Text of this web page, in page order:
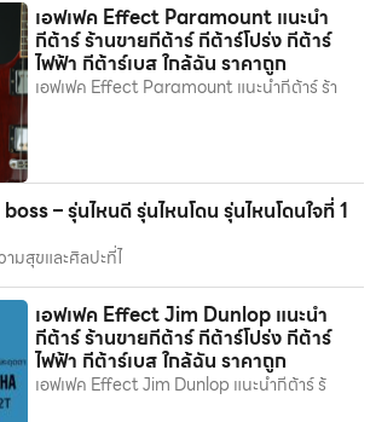
เอฟเฟค Effect Paramount แนะนำ
กีต้าร์ ร้านขายกีต้าร์ กีต้าร์โปร่ง กีต้าร์
ไฟฟ้า กีต้าร์เบส ใกล้ฉัน ราคาถูก
เอฟเฟค Effect Paramount แนะนำกีต้าร์ ร้า
– รุ่นไหนดี รุ่นไหนโดน รุ่นไหนโดนใจที่ 1
มสุขและศิลปะที่ไ
เอฟเฟค Effect Jim Dunlop แนะนำ
กีต้าร์ ร้านขายกีต้าร์ กีต้าร์โปร่ง กีต้าร์
ไฟฟ้า กีต้าร์เบส ใกล้ฉัน ราคาถูก
เอฟเฟค Effect Jim Dunlop แนะนำกีต้าร์ ร้